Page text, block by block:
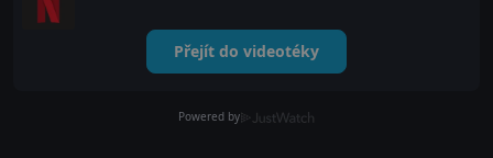
Přejít do videotéky
Powered by